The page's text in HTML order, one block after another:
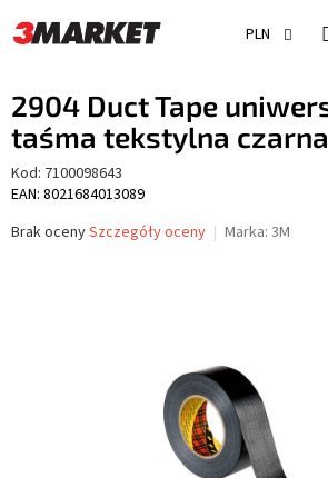
do
treści
PLN
2904 Duct Tape
taśma tekstylna
Kod: 7100098643
EAN: 8021684013089
Średnia
Brak ocenySzczegóły oceny Marka: 3M